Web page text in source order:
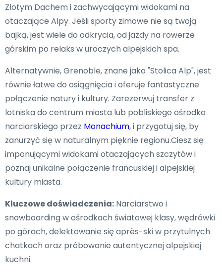
Złotym Dachem i zachwycającymi widokami na
otaczające Alpy. Jeśli sporty zimowe nie są twoją
bajką, jest wiele do odkrycia, od jazdy na rowerze
górskim po relaks w uroczych alpejskich spa.
Alternatywnie, Grenoble, znane jako "Stolica Alp", jest
równie łatwe do osiągnięcia i oferuje fantastyczne
połączenie natury i kultury. Zarezerwuj transfer z
lotniska do centrum miasta lub pobliskiego ośrodka
narciarskiego przez Monachium, i przygotuj się, by
zanurzyć się w naturalnym pięknie regionu.Ciesz się
imponującymi widokami otaczających szczytów i
poznaj unikalne połączenie francuskiej i alpejskiej
kultury miasta.
Kluczowe doświadczenia: Narciarstwo i
snowboarding w ośrodkach światowej klasy, wędrówki
po górach, delektowanie się après-ski w przytulnych
chatkach oraz próbowanie autentycznej alpejskiej
kuchni.